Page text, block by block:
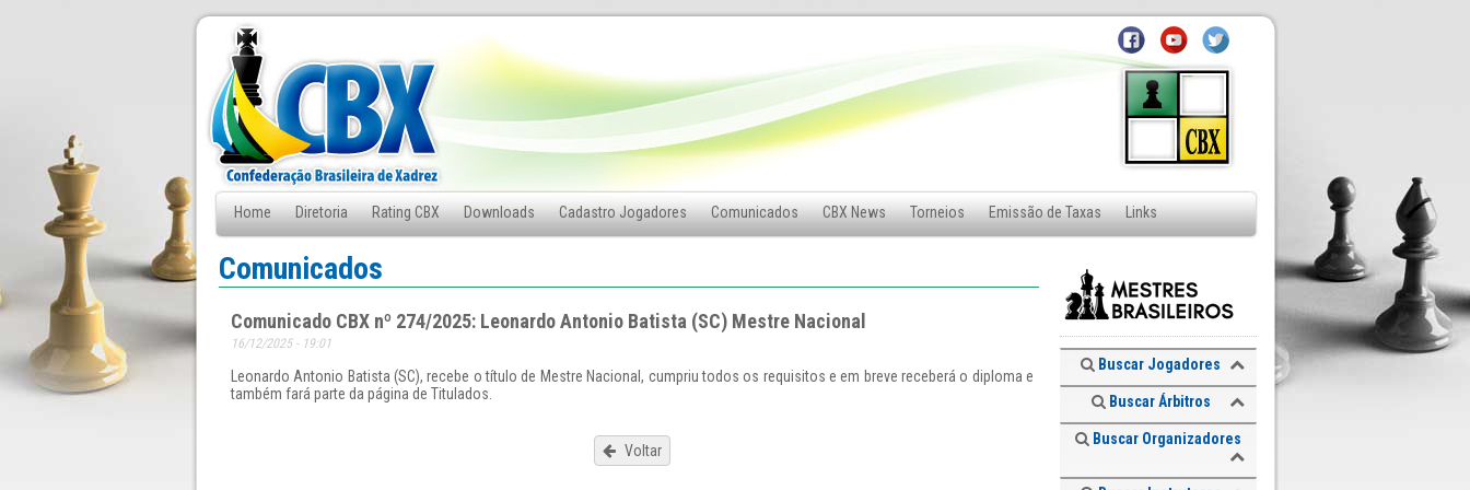
Home Diretoria Rating CBX Downloads Cadastro Jogadores Comunicados CBX News Torneios Emissão de Taxas Links
Fale Conosco
Comunicados
Comunicado CBX nº 274/2025: Leonardo Antonio Batista (SC) Mestre Nacional
16/12/2025 - 19:01
Leonardo Antonio Batista (SC), recebe o título de Mestre Nacional, cumpriu todos os requisitos e em breve receberá o diploma e
também fará parte da página de Titulados.
Voltar
Buscar Jogadores
Buscar Árbitros
Buscar Organizadores